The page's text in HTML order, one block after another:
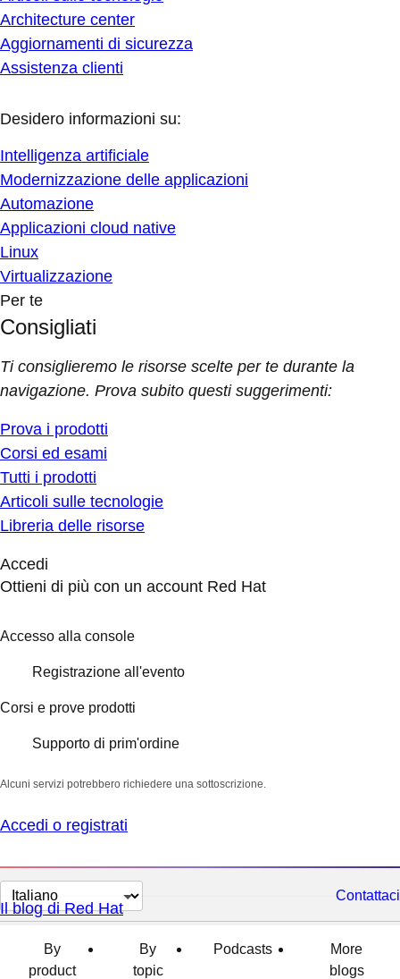
Architecture center
Aggiornamenti di sicurezza
Assistenza clienti
Desidero informazioni su:
Intelligenza artificiale
Modernizzazione delle applicazioni
Automazione
Applicazioni cloud native
Linux
Virtualizzazione
Per te
Consigliati
Ti consiglieremo le risorse scelte per te durante la
navigazione. Prova subito questi suggerimenti:
Prova i prodotti
Corsi ed esami
Tutti i prodotti
Articoli sulle tecnologie
Libreria delle risorse
Accedi
Ottieni di più con un account Red Hat
Accesso alla console
Registrazione all'evento
Corsi e prove prodotti
Supporto di prim'ordine
Alcuni servizi potrebbero richiedere una sottoscrizione.
Accedi o registrati
Cambia
lingua
Contattaci
Il blog di Red Hat
By
product
By
topic
Podcasts
More
blogs